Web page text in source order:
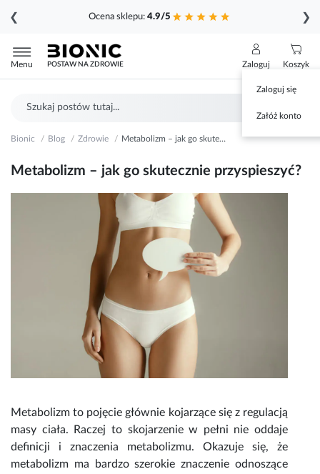
Ocena sklepu: 4.9/5
❮ ❯
do
treści
Menu POSTAW NA ZDROWIE Zaloguj
Zaloguj się
Załóż konto
Koszyk
Bionic Blog Zdrowie Metabolizm – jak go skutecznie przyspieszyć?
Metabolizm – jak go skutecznie przyspieszyć?
Metabolizm to pojęcie głównie kojarzące się z regulacją
masy ciała. Raczej to skojarzenie w pełni nie oddaje
definicji i znaczenia metabolizmu. Okazuje się, że
metabolizm ma bardzo szerokie znaczenie odnoszące